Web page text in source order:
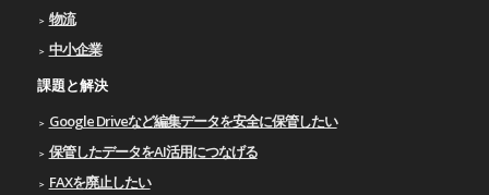
物流
中小企業
課題と解決
Google Driveなど編集データを安全に保管したい
保管したデータをAI活用につなげる
FAXを廃止したい